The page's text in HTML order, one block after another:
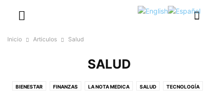
Inicio Articulos Salud
SALUD
BIENESTAR FINANZAS LA NOTA MEDICA SALUD TECNOLOGÍA